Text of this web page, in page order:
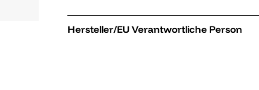
Hersteller/EU Verantwortliche Person